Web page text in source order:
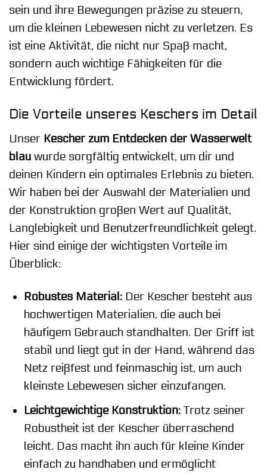
sein und ihre Bewegungen präzise zu steuern,
um die kleinen Lebewesen nicht zu verletzen. Es
ist eine Aktivität, die nicht nur Spaß macht,
sondern auch wichtige Fähigkeiten für die
Entwicklung fördert.
Die Vorteile unseres Keschers im Detail
Unser Kescher zum Entdecken der Wasserwelt
blau wurde sorgfältig entwickelt, um dir und
deinen Kindern ein optimales Erlebnis zu bieten.
Wir haben bei der Auswahl der Materialien und
der Konstruktion großen Wert auf Qualität,
Langlebigkeit und Benutzerfreundlichkeit gelegt.
Hier sind einige der wichtigsten Vorteile im
Überblick:
Robustes Material:Der Kescher besteht aus
hochwertigen Materialien, die auch bei
häufigem Gebrauch standhalten. Der Griff ist
stabil und liegt gut in der Hand, während das
Netz reißfest und feinmaschig ist, um auch
kleinste Lebewesen sicher einzufangen.
Leichtgewichtige Konstruktion:Trotz seiner
Robustheit ist der Kescher überraschend
leicht. Das macht ihn auch für kleine Kinder
einfach zu handhaben und ermöglicht